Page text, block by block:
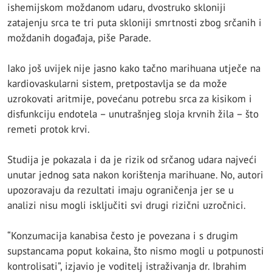
ishemijskom moždanom udaru, dvostruko skloniji
zatajenju srca te tri puta skloniji smrtnosti zbog srčanih i
moždanih događaja, piše Parade.
Iako još uvijek nije jasno kako tačno marihuana utječe na
kardiovaskularni sistem, pretpostavlja se da može
uzrokovati aritmije, povećanu potrebu srca za kisikom i
disfunkciju endotela – unutrašnjeg sloja krvnih žila – što
remeti protok krvi.
Studija je pokazala i da je rizik od srčanog udara najveći
unutar jednog sata nakon korištenja marihuane. No, autori
upozoravaju da rezultati imaju ograničenja jer se u
analizi nisu mogli isključiti svi drugi rizični uzročnici.
“Konzumacija kanabisa često je povezana i s drugim
supstancama poput kokaina, što nismo mogli u potpunosti
kontrolisati”, izjavio je voditelj istraživanja dr. Ibrahim